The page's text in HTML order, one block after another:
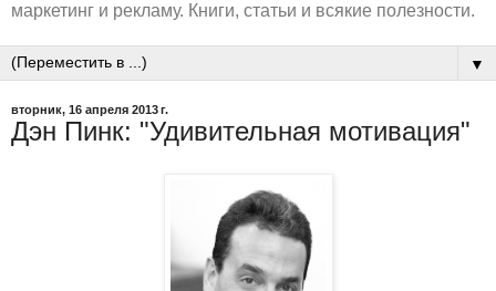
маркетинг и рекламу. Книги, статьи и всякие полезности.
▼
вторник, 16 апреля 2013 г.
Дэн Пинк: "Удивительная мотивация"